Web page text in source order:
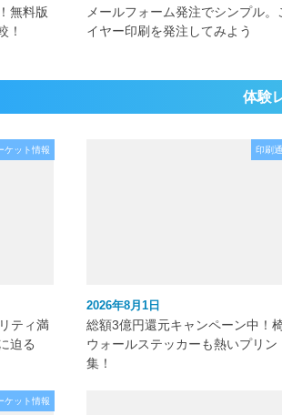
無料版
！
メールフォーム発注でシンプル。
イヤー印刷を発注してみよう
体験
ケット情報
ティ満
迫る
印刷
2026年8月1日
総額3億円還元キャンペーン中！
ウォールステッカーも熱いプリン
集！
ケット情報